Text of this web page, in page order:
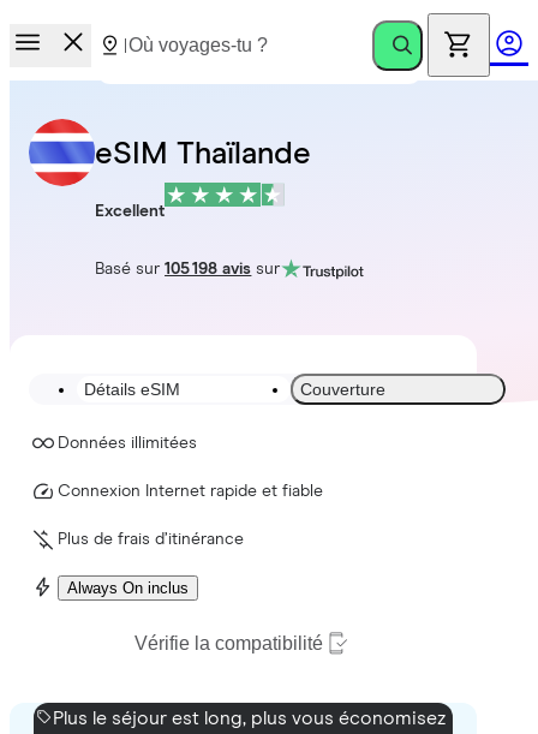
eSIM Thaïlande
Excellent
Basé sur105 198 avis sur
Détails eSIM Couverture
Données illimitées
Connexion Internet rapide et fiable
Plus de frais d’itinérance
Always On inclus
Vérifie la compatibilité
Plus le séjour est long, plus vous économisez